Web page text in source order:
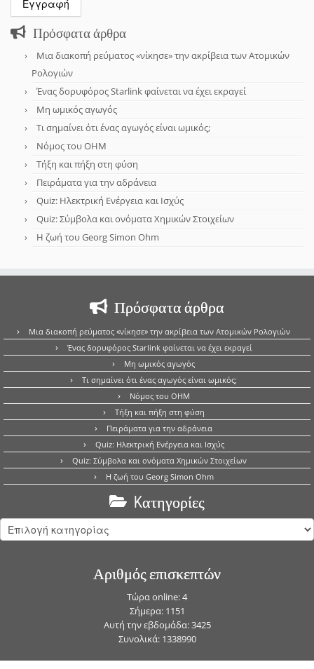
Πρόσφατα άρθρα
Μια διακοπή ρεύματος «νίκησε» την ακρίβεια των Ατομικών
Ρολογιών
Ένας δορυφόρος Starlink φαίνεται να έχει εκραγεί
Μη ωμικός αγωγός
Τι σημαίνει ότι ένας αγωγός είναι ωμικός;
Νόμος του OHM
Τήξη και πήξη στη φύση
Πειράματα για την αδράνεια
Quiz: Ηλεκτρική Ενέργεια και Ισχύς
Quiz: Σύμβολα και ονόματα Χημικών Στοιχείων
Η ζωή του Georg Simon Ohm
Πρόσφατα άρθρα
Μια διακοπή ρεύματος «νίκησε» την ακρίβεια των Ατομικών Ρολογιών
Ένας δορυφόρος Starlink φαίνεται να έχει εκραγεί
Μη ωμικός αγωγός
Τι σημαίνει ότι ένας αγωγός είναι ωμικός;
Νόμος του OHM
Τήξη και πήξη στη φύση
Πειράματα για την αδράνεια
Quiz: Ηλεκτρική Ενέργεια και Ισχύς
Quiz: Σύμβολα και ονόματα Χημικών Στοιχείων
Η ζωή του Georg Simon Ohm
Kατηγορίες
Kατηγορίες
Αριθμός επισκεπτών
Τώρα online: 4
Σήμερα: 1151
Αυτή την εβδομάδα: 3425
Συνολικά: 1338990